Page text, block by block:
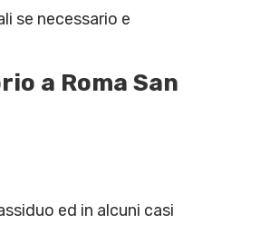
se necessario e
a Roma San
ed in alcuni casi